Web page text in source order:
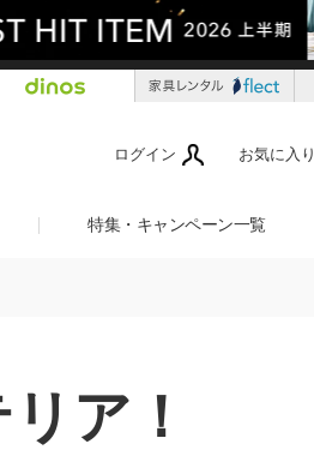
ログイン お気に入り
特集・キャンペーン一覧
ア！